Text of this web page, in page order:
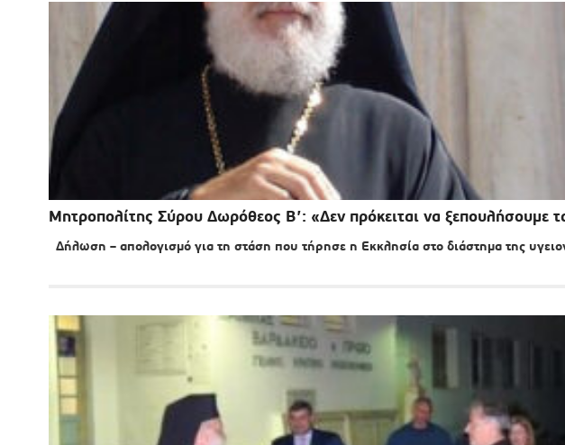
Μητροπολίτης Σύρου Δωρόθεος Β’: «Δεν πρόκειται να ξεπουλήσουμε
Δήλωση – απολογισμό για τη στάση που τήρησε η Εκκλησία στο διάστημα της